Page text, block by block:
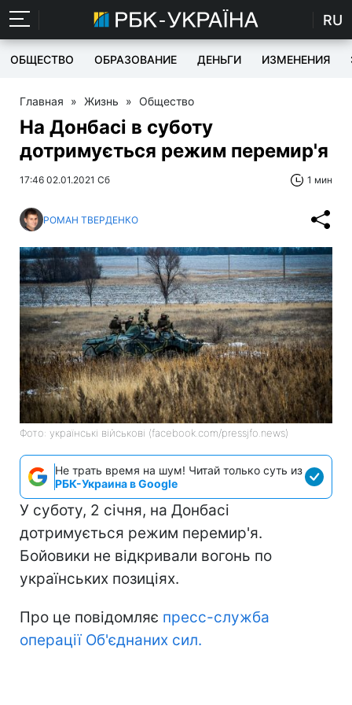
RU
ОБЩЕСТВО ОБРАЗОВАНИЕ ДЕНЬГИ ИЗМЕНЕНИЯ
Главная » Жизнь » Общество
На Донбасі в суботу
дотримується режим перемир'я
17:46 02.01.2021 Сб 1 мин
РОМАН ТВЕРДЕНКО
Фото: українські військові (facebook.com/pressjfo.news)
Не трать время на шум! Читай только суть из
РБК-Украина в Google
У суботу, 2 січня, на Донбасі
дотримується режим перемир'я.
Бойовики не відкривали вогонь по
українських позиціях.
Про це повідомляє пресс-служба
операції Об'єднаних сил.